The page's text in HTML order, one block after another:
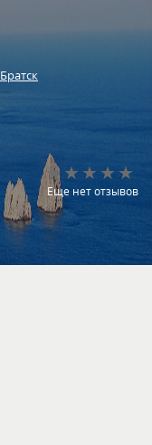
Братск
Еще нет отзывов